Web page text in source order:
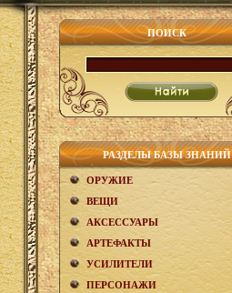
ПОИСК
РАЗДЕЛЫ БАЗЫ ЗНАНИЙ
ОРУЖИЕ
ВЕЩИ
АКCЕСCУАРЫ
АРТЕФАКТЫ
УСИЛИТЕЛИ
ПЕРСОНАЖИ